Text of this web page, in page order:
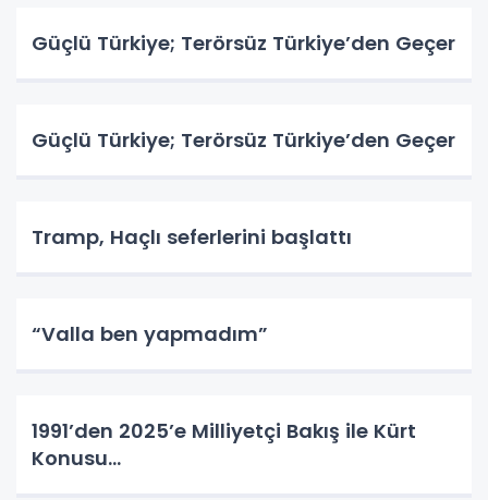
Güçlü Türkiye; Terörsüz Türkiye’den Geçer
Güçlü Türkiye; Terörsüz Türkiye’den Geçer
Tramp, Haçlı seferlerini başlattı
“Valla ben yapmadım”
1991’den 2025’e Milliyetçi Bakış ile Kürt
Konusu…